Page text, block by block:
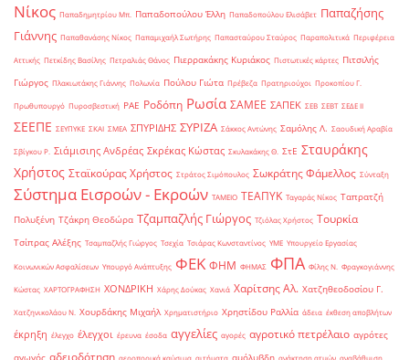
Νίκος Παπαδημητρίου Μπ. Παπαδοπούλου Έλλη Παπαδοπούλου Ελισάβετ Παπαζήσης
Γιάννης Παπαθανάσης Νίκος Παπαμιχαήλ Σωτήρης Παπασταύρου Σταύρος Παραπολιτικά Περιφέρεια
Αττικής Πετκίδης Βασίλης Πετραλιάς Θάνος Πιερρακάκης Κυριάκος Πιστωτικές κάρτες Πιτσιλής
Γιώργος Πλακιωτάκης Γιάννης Πολωνία Πούλου Γιώτα Πρέβεζα Πρατηριούχοι Προκοπίου Γ.
Πρωθυπουργό Πυροσβεστική ΡΑΕ Ροδόπη Ρωσία ΣΑΜΕΕ ΣΑΠΕΚ ΣΕΒ ΣΕΒΤ ΣΕΔΕ ΙΙ
ΣΕΕΠΕ ΣΕΥΠΥΚΕ ΣΚΑΙ ΣΜΕΑ ΣΠΥΡΙΔΗΣ ΣΥΡΙΖΑ Σάκκος Αντώνης Σαμόλης Λ. Σαουδική Αραβία
Σβίγκου Ρ. Σιάμισιης Ανδρέας Σκρέκας Κώστας Σκυλακάκης Θ. ΣτΕ Σταυράκης
Χρήστος Σταϊκούρας Χρήστος Στράτος Σιμόπουλος Σωκράτης Φάμελλος Σύνταξη
Σύστημα Εισροών - Εκροών ΤΑΜΕΙΟ ΤΕΑΠΥΚ Ταγαράς Νίκος Ταπρατζή
Πολυξένη Τζάκρη Θεοδώρα Τζαμπαζλής Γιώργος Τζιόλας Χρήστος Τουρκία
Τσίπρας Αλέξης Τσαμπαζλής Γιώργος Τσεχία Τσιάρας Κωνσταντίνος ΥΜΕ Υπουργείο Εργασίας
Κοινωνικών Ασφαλίσεων Υπουργό Ανάπτυξης ΦΕΚ ΦΗΜ ΦΗΜΑΣ ΦΠΑ Φίλης Ν. Φραγκογιάννης
Κώστας ΧΑΡΤΟΓΡΑΦΗΣΗ ΧΟΝΔΡΙΚΗ Χάρης Δούκας Χανιά Χαρίτσης Αλ. Χατζηθεοδοσίου Γ.
Χατζηνικολάου Ν. Χουρδάκης Μιχαήλ Χρηματιστήριο Χρηστίδου Ραλλία άδεια έκθεση αποβλήτων
έκρηξη έλεγχο έλεγχοι έρευνα έσοδα αγγελίες αγορές αγροτικό πετρέλαιο αγρότες
αδειοδότηση αεροπορικά καύσιμα αιτήματα ανάκτηση ατμών αναβάθμιση